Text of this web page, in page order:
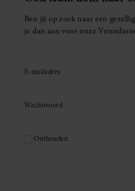
Ben jij op zoek naar een
je dan aan voor onze
E-mailadres
Wachtwoord
Onthouden